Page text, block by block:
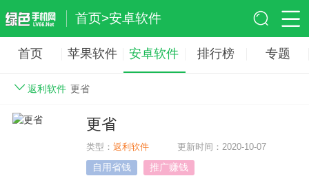
首页>安卓软件
首页 苹果软件 安卓软件 排行榜 专题
返利软件 更省
更省
类型：返利软件 更新时间：2020-10-07
自用省钱 推广赚钱